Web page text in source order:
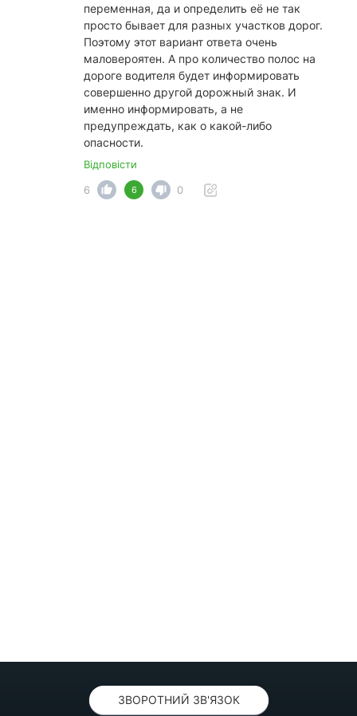
переменная, да и определить её не так
просто бывает для разных участков дорог.
Поэтому этот вариант ответа очень
маловероятен. А про количество полос на
дороге водителя будет информировать
совершенно другой дорожный знак. И
именно информировать, а не
предупреждать, как о какой-либо
опасности.
Відповісти
6
6 0
ЗВОРОТНИЙ ЗВ'ЯЗОК